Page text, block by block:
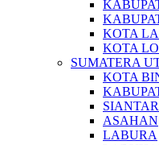
KOTA
KOTA
SUMATERA
KOTA
ASAHAN
LABURA